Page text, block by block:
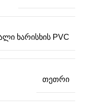
ხარისხის PVC
თეთრი